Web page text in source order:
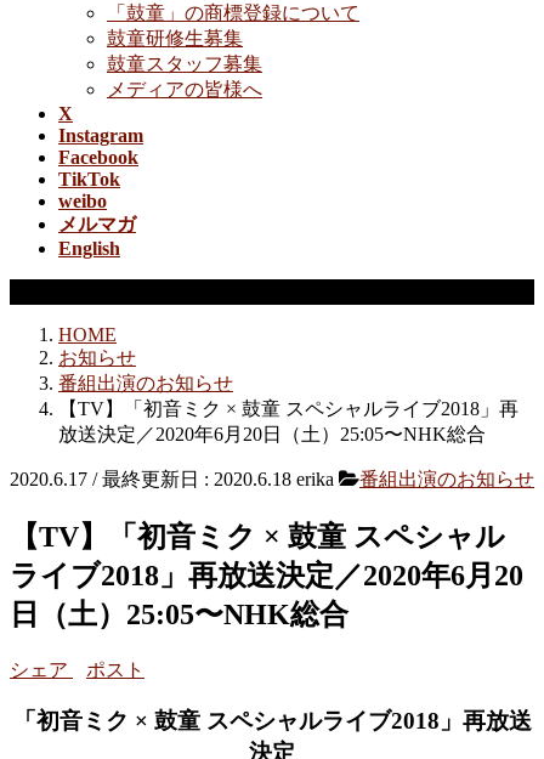
「鼓童」の商標登録について
鼓童研修生募集
鼓童スタッフ募集
メディアの皆様へ
X
Instagram
Facebook
TikTok
weibo
メルマガ
English
HOME
お知らせ
番組出演のお知らせ
【TV】「初音ミク × 鼓童 スペシャルライブ2018」再
放送決定／2020年6月20日（土）25:05〜NHK総合
2020.6.17 / 最終更新日 : 2020.6.18 erika 番組出演のお知らせ
【TV】「初音ミク × 鼓童 スペシャル
ライブ2018」再放送決定／2020年6月20
日（土）25:05〜NHK総合
シェア ポスト
「初音ミク × 鼓童 スペシャルライブ2018」再放送
決定